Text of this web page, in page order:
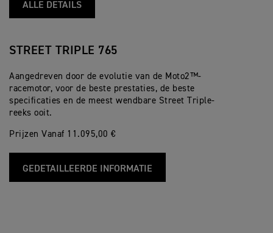
ALLE DETAILS
STREET TRIPLE 765
Aangedreven door de evolutie van de Moto2™-
racemotor, voor de beste prestaties, de beste
specificaties en de meest wendbare Street Triple-
reeks ooit.
Prijzen Vanaf 11.095,00 €
GEDETAILLEERDE INFORMATIE